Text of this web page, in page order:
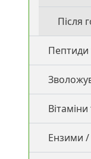
Після
Пептиди
види)
Ензими /